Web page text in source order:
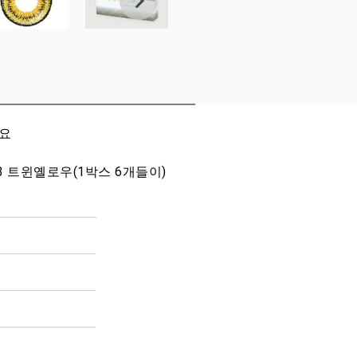
트윈옐로우(1박스 6개들이)